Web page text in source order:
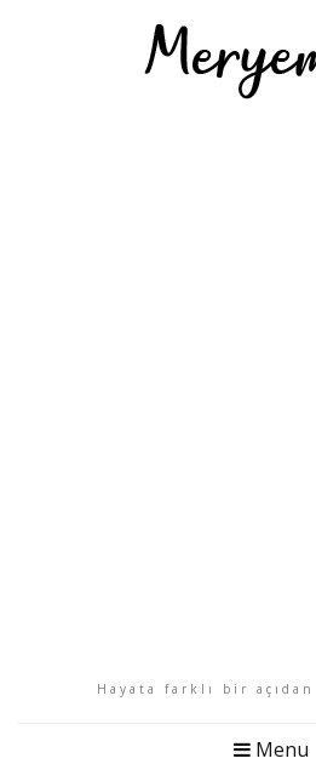
Hayata farklı bir
Menu